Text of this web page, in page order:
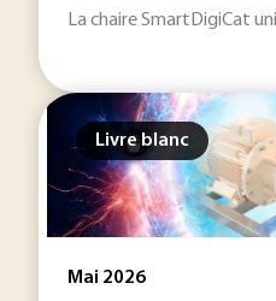
La chaire SmartDigiCat
Livre blanc
Mai 2026